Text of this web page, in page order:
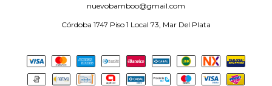
nuevobamboo@gmail.com
Córdoba 1747 Piso 1 Local 73, Mar Del Plata